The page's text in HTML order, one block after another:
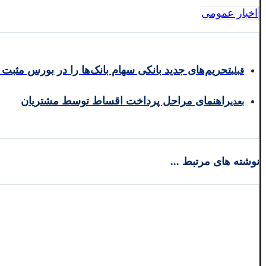
اخبار عمومی
قبلیتحریم‌های جدید بانکی سهام بانک‌ها را در بورس
بعدیراهنمای مراحل پرداخت اقساط توسط مشتریان
نوشته های مرتبط ...